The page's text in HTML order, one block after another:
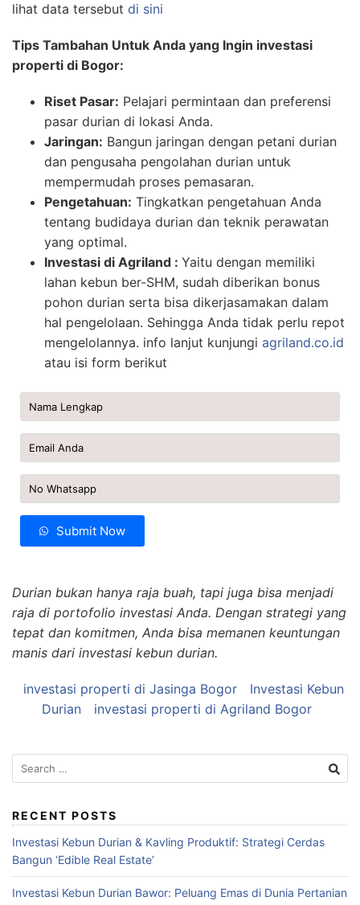
lihat data tersebut di sini
Tips Tambahan Untuk Anda yang Ingin investasi
properti di Bogor:
Riset Pasar: Pelajari permintaan dan preferensi
pasar durian di lokasi Anda.
Jaringan: Bangun jaringan dengan petani durian
dan pengusaha pengolahan durian untuk
mempermudah proses pemasaran.
Pengetahuan: Tingkatkan pengetahuan Anda
tentang budidaya durian dan teknik perawatan
yang optimal.
Investasi di Agriland : Yaitu dengan memiliki
lahan kebun ber-SHM, sudah diberikan bonus
pohon durian serta bisa dikerjasamakan dalam
hal pengelolaan. Sehingga Anda tidak perlu repot
mengelolannya. info lanjut kunjungi agriland.co.id
atau isi form berikut
Submit Now
Durian bukan hanya raja buah, tapi juga bisa menjadi
raja di portofolio investasi Anda. Dengan strategi yang
tepat dan komitmen, Anda bisa memanen keuntungan
manis dari investasi kebun durian.
investasi properti di Jasinga Bogor
Investasi Kebun
Durian
investasi properti di Agriland Bogor
Search
for:
RECENT POSTS
Investasi Kebun Durian & Kavling Produktif: Strategi Cerdas
Bangun ‘Edible Real Estate’
Investasi Kebun Durian Bawor: Peluang Emas di Dunia Pertanian